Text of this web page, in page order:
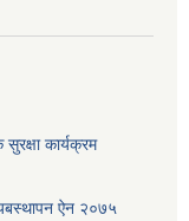
कार्यक्रम
ऐन २०७५